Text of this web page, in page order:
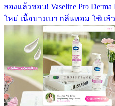
ลองแล้วชอบ! Vaseline Pro
ใหม่ เนื้อบางเบา กลิ่นหอม ใช้แล้ว